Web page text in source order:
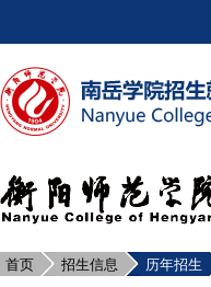
首页 招生信息 历年招生